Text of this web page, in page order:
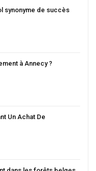
synonyme de succès
à Annecy ?
Un Achat De